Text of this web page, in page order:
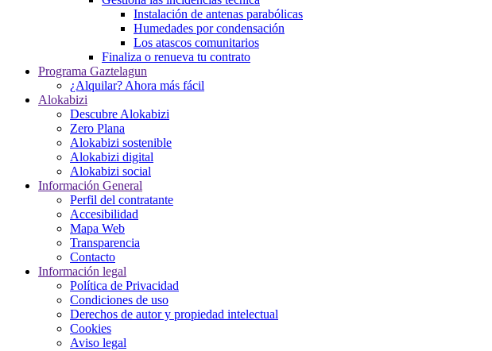
Instalación de antenas parabólicas
Humedades por condensación
Los atascos comunitarios
Finaliza o renueva tu contrato
Programa Gaztelagun
¿Alquilar? Ahora más fácil
Alokabizi
Descubre Alokabizi
Zero Plana
Alokabizi sostenible
Alokabizi digital
Alokabizi social
Información General
Perfil del contratante
Accesibilidad
Mapa Web
Transparencia
Contacto
Información legal
Política de Privacidad
Condiciones de uso
Derechos de autor y propiedad intelectual
Cookies
Aviso legal